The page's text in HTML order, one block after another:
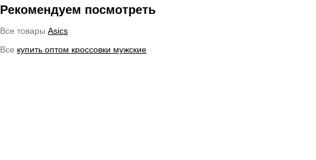
Рекомендуем посмотреть
Все товары Asics
Все купить оптом кроссовки мужские